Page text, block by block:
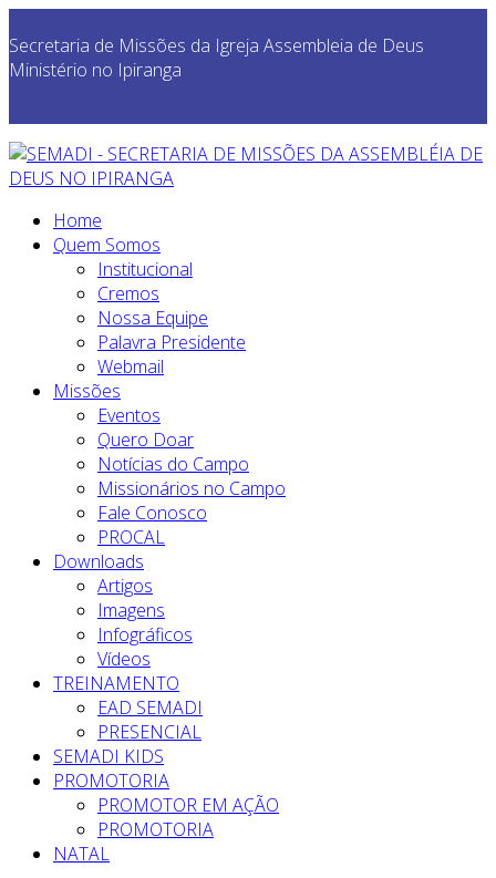
Secretaria de Missões da Igreja Assembleia de Deus
Ministério no Ipiranga
Home
Quem Somos
Institucional
Cremos
Nossa Equipe
Palavra Presidente
Webmail
Missões
Eventos
Quero Doar
Notícias do Campo
Missionários no Campo
Fale Conosco
PROCAL
Downloads
Artigos
Imagens
Infográficos
Vídeos
TREINAMENTO
EAD SEMADI
PRESENCIAL
SEMADI KIDS
PROMOTORIA
PROMOTOR EM AÇÃO
PROMOTORIA
NATAL